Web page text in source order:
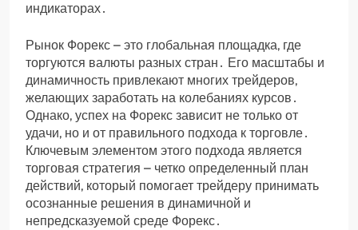
индикаторах․
Рынок Форекс – это глобальная площадка, где
торгуются валюты разных стран․ Его масштабы и
динамичность привлекают многих трейдеров,
желающих заработать на колебаниях курсов․
Однако, успех на Форекс зависит не только от
удачи, но и от правильного подхода к торговле․
Ключевым элементом этого подхода является
торговая стратегия – четко определенный план
действий, который помогает трейдеру принимать
осознанные решения в динамичной и
непредсказуемой среде Форекс․